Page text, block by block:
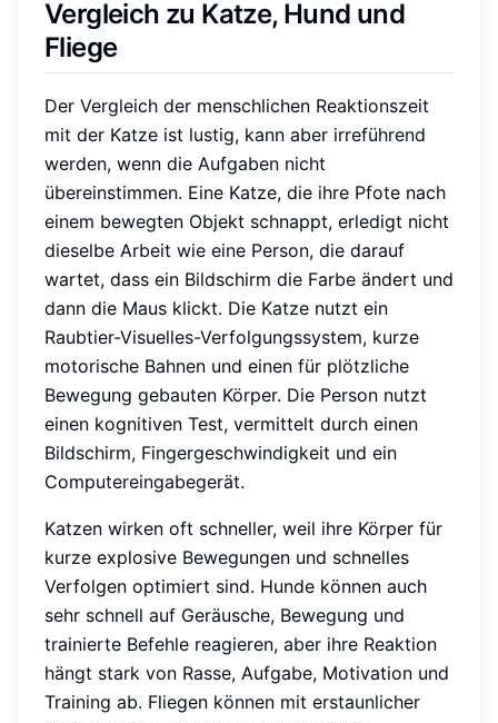
Vergleich zu Katze, Hund und
Fliege
Der Vergleich der menschlichen Reaktionszeit
mit der Katze ist lustig, kann aber irreführend
werden, wenn die Aufgaben nicht
übereinstimmen. Eine Katze, die ihre Pfote nach
einem bewegten Objekt schnappt, erledigt nicht
dieselbe Arbeit wie eine Person, die darauf
wartet, dass ein Bildschirm die Farbe ändert und
dann die Maus klickt. Die Katze nutzt ein
Raubtier-Visuelles-Verfolgungssystem, kurze
motorische Bahnen und einen für plötzliche
Bewegung gebauten Körper. Die Person nutzt
einen kognitiven Test, vermittelt durch einen
Bildschirm, Fingergeschwindigkeit und ein
Computereingabegerät.
Katzen wirken oft schneller, weil ihre Körper für
kurze explosive Bewegungen und schnelles
Verfolgen optimiert sind. Hunde können auch
sehr schnell auf Geräusche, Bewegung und
trainierte Befehle reagieren, aber ihre Reaktion
hängt stark von Rasse, Aufgabe, Motivation und
Training ab. Fliegen können mit erstaunlicher